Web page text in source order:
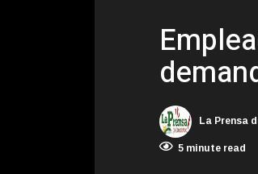
La Prensa
5 minute read